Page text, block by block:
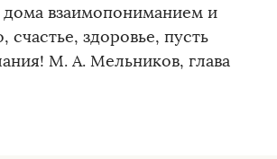
взаимопониманием и
здоровье, пусть
М. А. Мельников, глава